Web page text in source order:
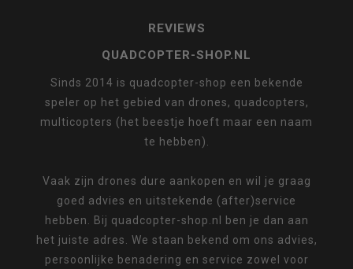
REVIEWS
QUADCOPTER-SHOP.NL
Sinds 2014 is quadcopter-shop een bekende
speler op het gebied van drones, quadcopters,
multicopters (het beestje hoeft maar een naam
te hebben).
Vaak zijn drones dure aankopen en wil je graag
goed advies en uitstekende (after)service
hebben. Bij quadcopter-shop.nl ben je dan aan
het juiste adres. We staan bekend om ons advies,
persoonlijke benadering en service zowel voor